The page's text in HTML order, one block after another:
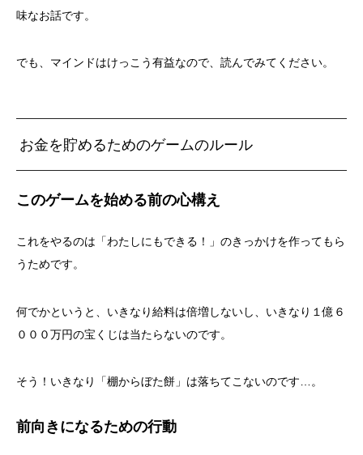
味なお話です。
でも、マインドはけっこう有益なので、読んでみてください。
お金を貯めるためのゲームのルール
このゲームを始める前の心構え
これをやるのは「わたしにもできる！」のきっかけを作ってもら
うためです。
何でかというと、いきなり給料は倍増しないし、いきなり１億６
０００万円の宝くじは当たらないのです。
そう！いきなり「棚からぼた餅」は落ちてこないのです…。
前向きになるための行動